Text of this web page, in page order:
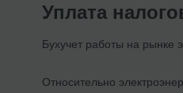
Уплата
Бухучет работы на рынке
Относительно